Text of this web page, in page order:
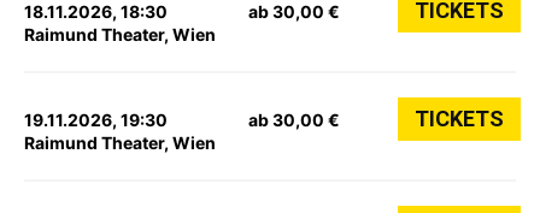
18.11.2026, 18:30
Raimund Theater, Wien
ab 30,00 € TICKETS
19.11.2026, 19:30
Raimund Theater, Wien
ab 30,00 € TICKETS